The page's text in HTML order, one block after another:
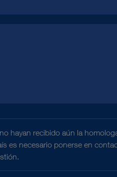
hayan recibido aún la
es necesario ponerse en